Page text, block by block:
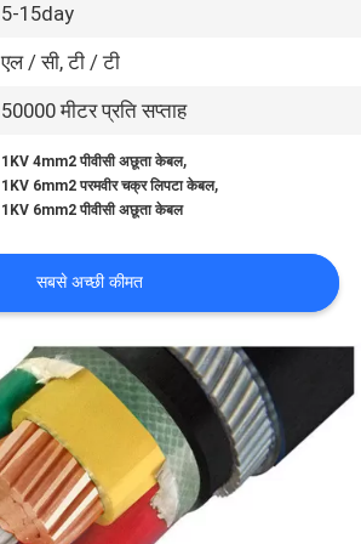
5-15day
एल / सी, टी / टी
50000 मीटर प्रति सप्ताह
1KV 4mm2 पीवीसी अछूता केबल,
1KV 6mm2 परमवीर चक्र लिपटा केबल,
1KV 6mm2 पीवीसी अछूता केबल
सबसे अच्छी कीमत